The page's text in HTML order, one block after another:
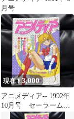
月号
現在 ¥3,000
アニメディア-- 1992年
10月号 セーラームー
ン表紙